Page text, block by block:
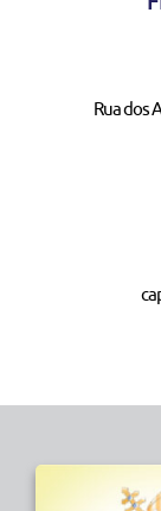
Rua dos